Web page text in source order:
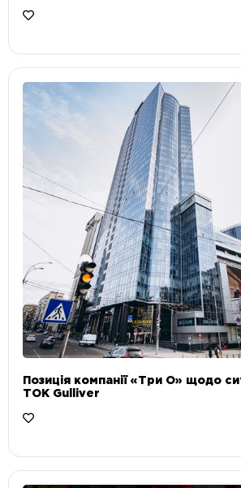
Позиція компанії «Три О» щодо
ТОК Gulliver